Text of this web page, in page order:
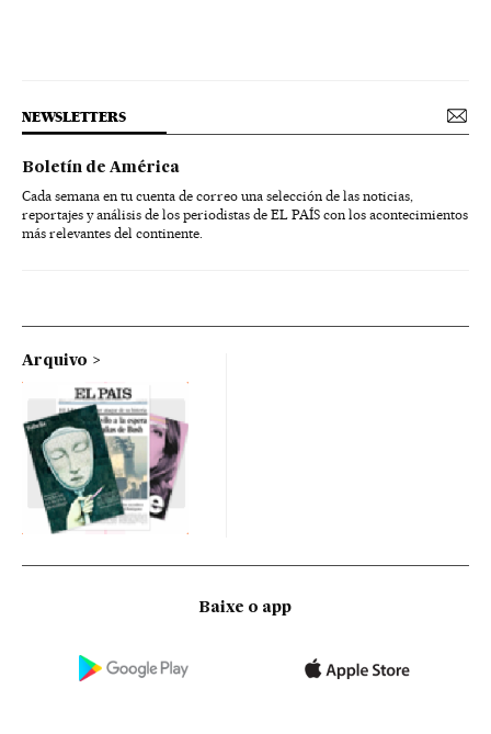
NEWSLETTERS
Boletín de América
Cada semana en tu cuenta de correo una selección de las noticias,
reportajes y análisis de los periodistas de EL PAÍS con los acontecimientos
más relevantes del continente.
Arquivo
Baixe o app